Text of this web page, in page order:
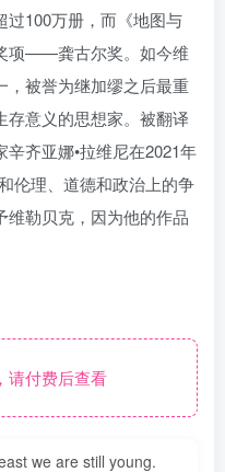
过100万册，而《地图与
项——龚古尔奖。如今维
，被誉为继加缪之后最重
存意义的思想家。被翻译
齐亚娜•拉维尼在2021年
伦理、道德和政治上的争
维勒贝克，因为他的作品
付费后查看
we are still young.